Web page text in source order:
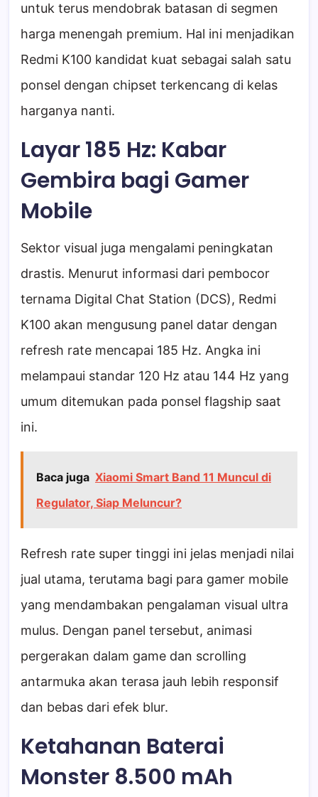
untuk terus mendobrak batasan di segmen
harga menengah premium. Hal ini menjadikan
Redmi K100 kandidat kuat sebagai salah satu
ponsel dengan chipset terkencang di kelas
harganya nanti.
Layar 185 Hz: Kabar
Gembira bagi Gamer
Mobile
Sektor visual juga mengalami peningkatan
drastis. Menurut informasi dari pembocor
ternama Digital Chat Station (DCS), Redmi
K100 akan mengusung panel datar dengan
refresh rate mencapai 185 Hz. Angka ini
melampaui standar 120 Hz atau 144 Hz yang
umum ditemukan pada ponsel flagship saat
ini.
Baca juga Xiaomi Smart Band 11 Muncul di
Regulator, Siap Meluncur?
Refresh rate super tinggi ini jelas menjadi nilai
jual utama, terutama bagi para gamer mobile
yang mendambakan pengalaman visual ultra
mulus. Dengan panel tersebut, animasi
pergerakan dalam game dan scrolling
antarmuka akan terasa jauh lebih responsif
dan bebas dari efek blur.
Ketahanan Baterai
Monster 8.500 mAh